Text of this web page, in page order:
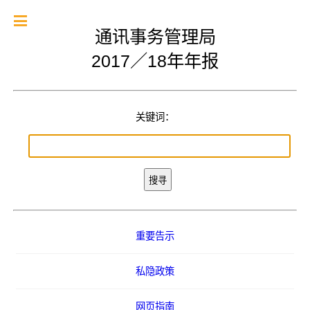
通讯事务管理局
2017／18年年报
关键词：
重要告示
私隐政策
网页指南